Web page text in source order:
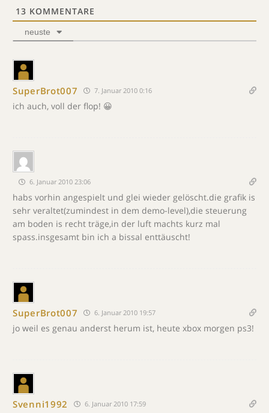
13 KOMMENTARE
neuste
SuperBrot007 7. Januar 2010 0:16
ich auch, voll der flop! 😀
6. Januar 2010 23:06
habs vorhin angespielt und glei wieder gelöscht.die grafik is
sehr veraltet(zumindest in dem demo-level),die steuerung
am boden is recht träge,in der luft machts kurz mal
spass.insgesamt bin ich a bissal enttäuscht!
SuperBrot007 6. Januar 2010 19:57
jo weil es genau anderst herum ist, heute xbox morgen ps3!
Svenni1992 6. Januar 2010 17:59